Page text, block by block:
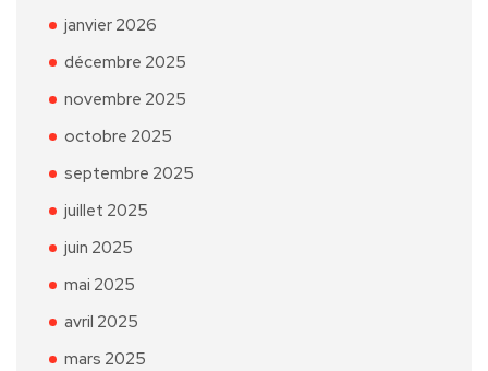
janvier 2026
décembre 2025
novembre 2025
octobre 2025
septembre 2025
juillet 2025
juin 2025
mai 2025
avril 2025
mars 2025